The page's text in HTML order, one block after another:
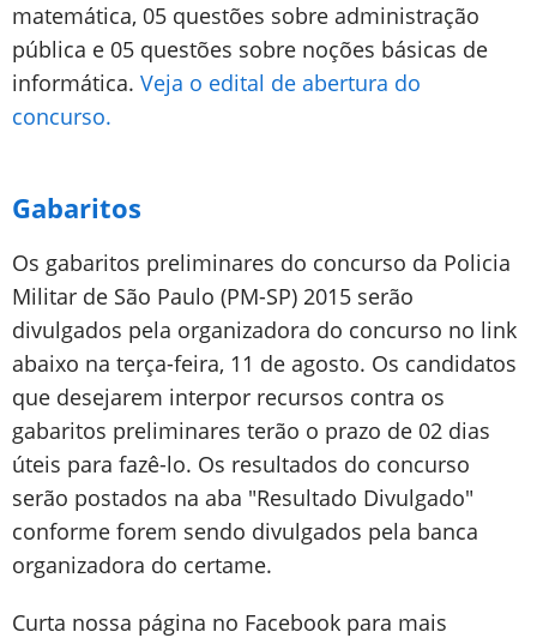
matemática, 05 questões sobre administração
pública e 05 questões sobre noções básicas de
informática. Veja o edital de abertura do
concurso.
Gabaritos
Os gabaritos preliminares do concurso da Policia
Militar de São Paulo (PM-SP) 2015 serão
divulgados pela organizadora do concurso no link
abaixo na terça-feira, 11 de agosto. Os candidatos
que desejarem interpor recursos contra os
gabaritos preliminares terão o prazo de 02 dias
úteis para fazê-lo. Os resultados do concurso
serão postados na aba "Resultado Divulgado"
conforme forem sendo divulgados pela banca
organizadora do certame.
Curta nossa página no Facebook para mais